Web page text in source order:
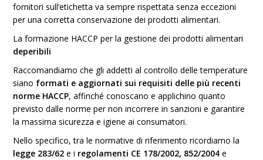
fornitori sull’etichetta va sempre rispettata senza eccezioni
per una corretta conservazione dei prodotti alimentari.
La formazione HACCP per la gestione dei prodotti alimentari
deperibili
Raccomandiamo che gli addetti al controllo delle temperature
siano formati e aggiornati sui requisiti delle più recenti
norme HACCP, affinché conoscano e applichino quanto
previsto dalle norme per non incorrere in sanzioni e garantire
la massima sicurezza e igiene ai consumatori.
Nello specifico, tra le normative di riferimento ricordiamo la
legge 283/62 e i regolamenti CE 178/2002, 852/2004e